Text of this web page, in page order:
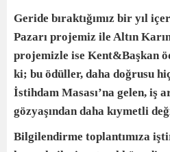
Geride bıraktığımız bir yıl
Pazarı projemiz ile Altın
projemizle ise Kent&Başkan
ki; bu ödüller, daha doğrusu
İstihdam Masası’na gelen, iş
gözyaşından daha kıymetli
Bilgilendirme toplantımıza